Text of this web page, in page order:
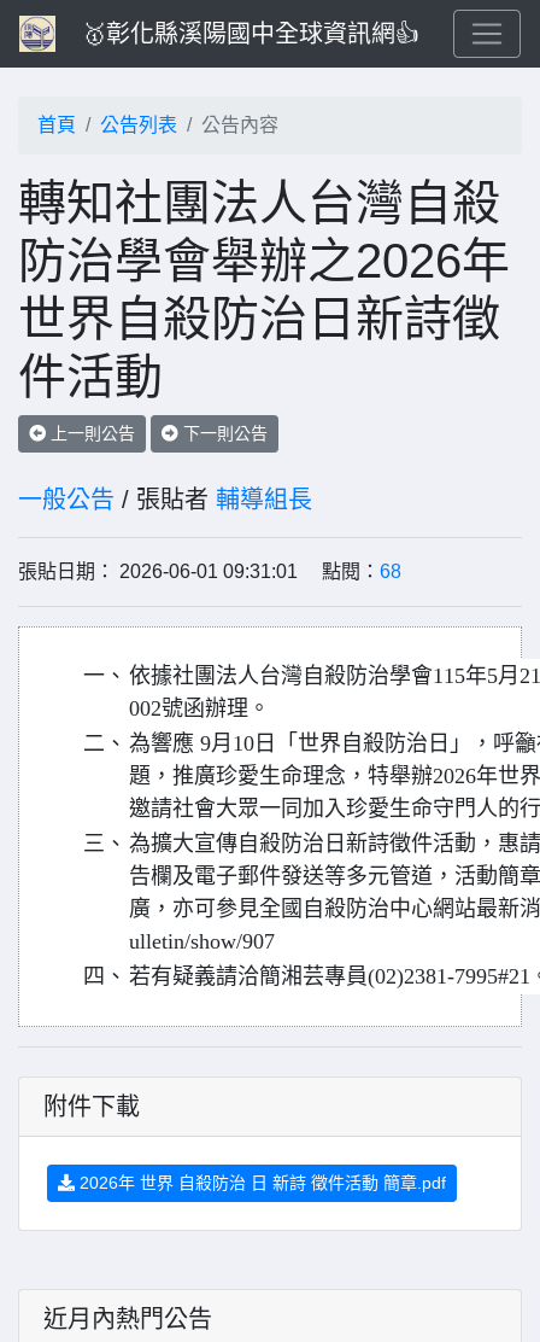
🥇彰化縣溪陽國中全球資訊網👍
首頁 公告列表 公告內容
轉知社團法人台灣自殺
防治學會舉辦之2026年
世界自殺防治日新詩徵
件活動
上一則公告 下一則公告
一般公告 / 張貼者 輔導組長
張貼日期： 2026-06-01 09:31:01 點閱： 68
一、 依據社團法人台灣自殺防治學會115年5月
002號函辦理。
二、 為響應 9月10日「世界自殺防治日」，呼
題，推廣珍愛生命理念，特舉辦2026年世
邀請社會大眾一同加入珍愛生命守門人的
三、 為擴大宣傳自殺防治日新詩徵件活動，惠
告欄及電子郵件發送等多元管道，活動簡
廣，亦可參見全國自殺防治中心網站最新
ulletin/show/907
四、 若有疑義請洽簡湘芸專員(02)2381-7995#21
附件下載
2026年 世界 自殺防治 日 新詩 徵件活動 簡章.pdf
近月內熱門公告